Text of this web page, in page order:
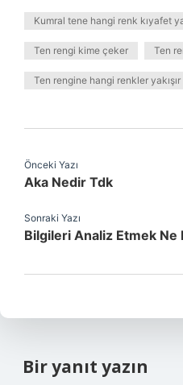
Kumral tene hangi renk kıyafet
Ten rengi kime çeker Ten
Ten rengine hangi renkler yakışır
Önceki Yazı
Aka Nedir Tdk
Sonraki Yazı
Bilgileri Analiz Etmek Ne
Bir yanıt yazın